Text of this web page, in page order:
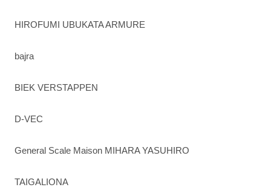
HIROFUMI UBUKATA ARMURE
bajra
BIEK VERSTAPPEN
D-VEC
General Scale Maison MIHARA YASUHIRO
TAIGALIONA